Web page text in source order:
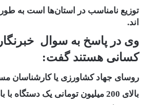
توزیع نامناسب در استان‌ها است به
اند.
وی در پاسخ به سوال
کسانی هستند گفت:
روسای جهاد کشاورزی یا کارشناسان
بالای 200 میلیون تومانی یک دستگاه با بازار آزاد آن بدون انجام قرعه کشی سهیه استان را به آشنایان خود می هند.